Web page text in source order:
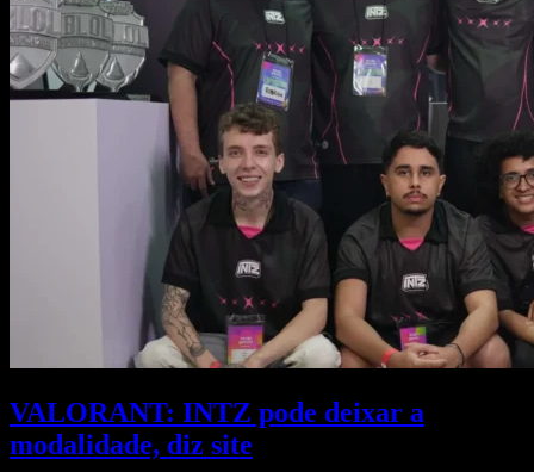
VALORANT: INTZ pode deixar a
modalidade, diz site